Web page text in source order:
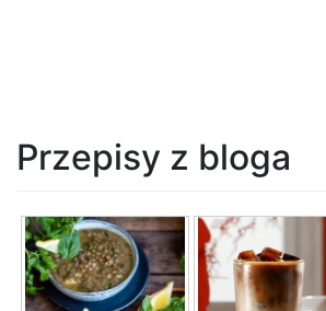
Przepisy z bloga